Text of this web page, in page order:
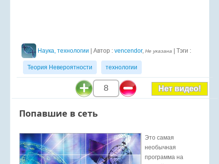
Наука, технологии | Автор : vencendor, Не указана | Тэги :
Теория Невероятности технологии
8 Нет видео!
Попавшие в сеть
Это самая
необычная
программа на